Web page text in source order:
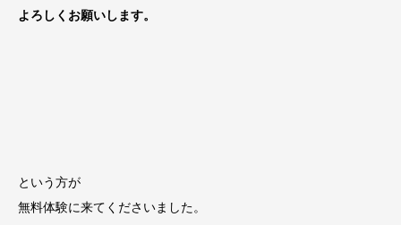
よろしくお願いします。
という方が
無料体験に来てくださいました。